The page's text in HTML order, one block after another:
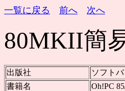
一覧に戻る 前へ 次へ
80MKII簡
出版社
ソフト
書籍名
Oh!PC